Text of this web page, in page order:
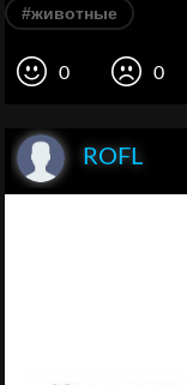
#животные
0 0
ROFL